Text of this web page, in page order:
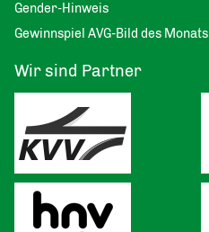
Gender-Hinweis
Gewinnspiel AVG-Bild des Monats
Wir sind Partner